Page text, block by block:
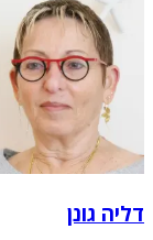
דליה גונן